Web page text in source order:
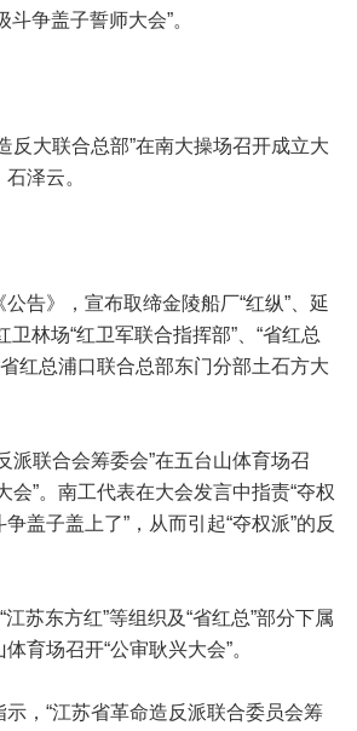
斗争盖子誓师大会”。
大联合总部”在南大操场召开成立大
泽云。
》，宣布取缔金陵船厂“红纵”、延
卫林场“红卫军联合指挥部”、“省红总
红总浦口联合总部东门分部土石方大
联合会筹委会”在五台山体育场召
会”。南工代表在大会发言中指责“夺权
盖子盖上了”，从而引起“夺权派”的反
苏东方红”等组织及“省红总”部分下属
育场召开“公审耿兴大会”。
“江苏省革命造反派联合委员会筹